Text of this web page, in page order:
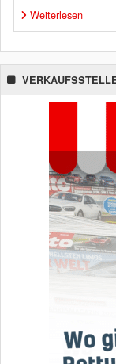
Weiterlesen